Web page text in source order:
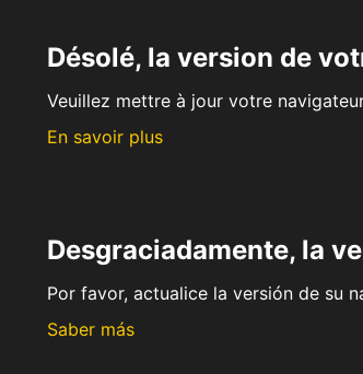
Désolé, la version de
Veuillez mettre à jour votre
En savoir plus
Desgraciadamente, la
Por favor, actualice la versión de su
Saber más